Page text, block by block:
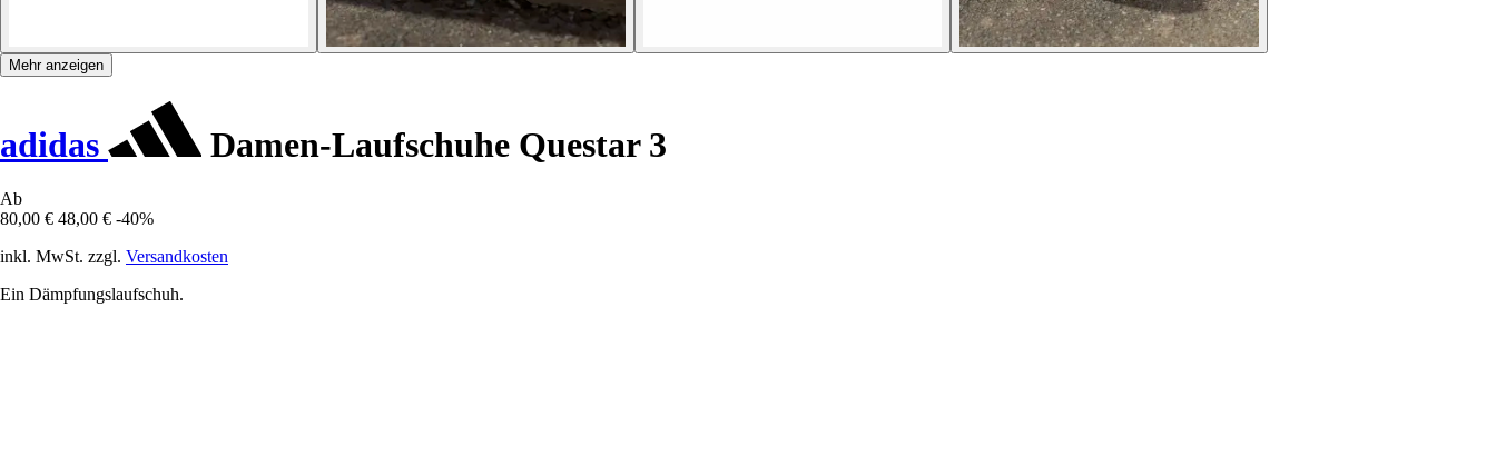
Mehr anzeigen
adidas Damen-Laufschuhe Questar 3
Ab
80,00 € 48,00 € -40%
inkl. MwSt. zzgl. Versandkosten
Ein Dämpfungslaufschuh.